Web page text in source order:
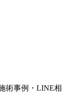
術事例・LINE相